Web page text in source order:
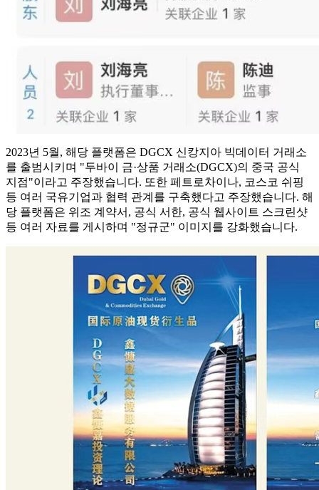
2023년 5월, 해당 플랫폼은 DGCX 신캉지아 빅데이터 거래소
를 출범시키며 "두바이 금·상품 거래소(DGCX)의 중국 공식
지점"이라고 주장했습니다. 또한 페트로차이나, 코스코 쉬핑
등 여러 국유기업과 협력 관계를 구축했다고 주장했습니다. 해
당 플랫폼은 위조 계약서, 공식 서한, 공식 웹사이트 스크린샷
등 여러 자료를 게시하며 "정규군" 이미지를 강화했습니다.